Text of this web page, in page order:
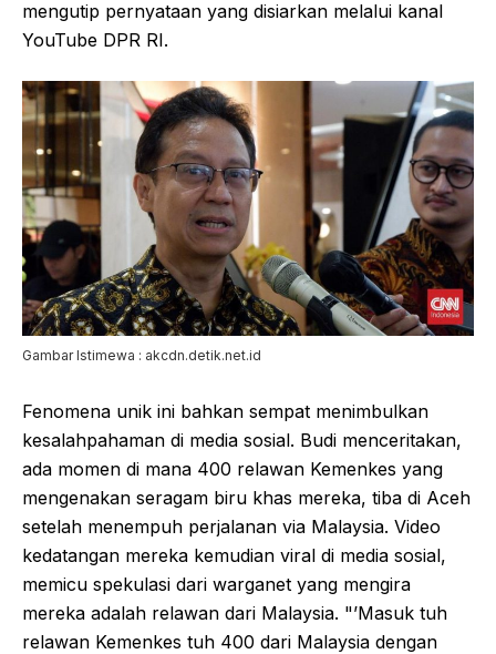
mengutip pernyataan yang disiarkan melalui kanal
YouTube DPR RI.
Gambar Istimewa : akcdn.detik.net.id
Fenomena unik ini bahkan sempat menimbulkan
kesalahpahaman di media sosial. Budi menceritakan,
ada momen di mana 400 relawan Kemenkes yang
mengenakan seragam biru khas mereka, tiba di Aceh
setelah menempuh perjalanan via Malaysia. Video
kedatangan mereka kemudian viral di media sosial,
memicu spekulasi dari warganet yang mengira
mereka adalah relawan dari Malaysia. "’Masuk tuh
relawan Kemenkes tuh 400 dari Malaysia dengan